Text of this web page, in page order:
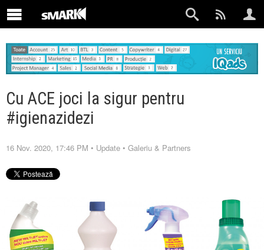
Cu ACE joci la sigur pentru
#igienazidezi
16 Nov. 2020, 17:46 PM • Update • Galeriu & Partners